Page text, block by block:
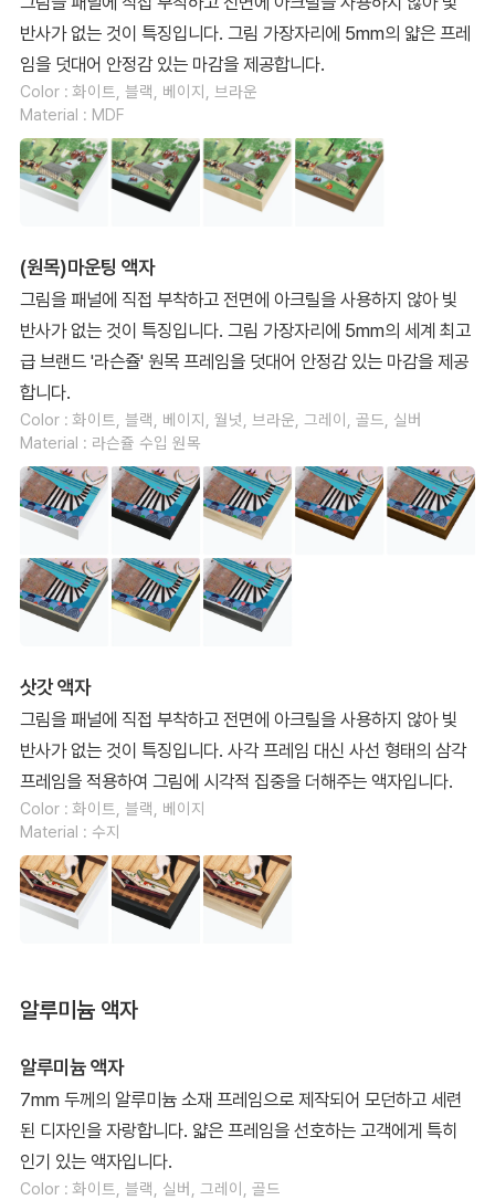
반사가 없는 것이 특징입니다. 그림 가장자리에 5mm의 얇은 프레
임을 덧대어 안정감 있는 마감을 제공합니다.
Color : 화이트, 블랙, 베이지, 브라운
Material : MDF
(원목)마운팅 액자
그림을 패널에 직접 부착하고 전면에 아크릴을 사용하지 않아 빛
반사가 없는 것이 특징입니다. 그림 가장자리에 5mm의 세계 최고
급 브랜드 '라슨쥴' 원목 프레임을 덧대어 안정감 있는 마감을 제공
합니다.
Color : 화이트, 블랙, 베이지, 월넛, 브라운, 그레이, 골드, 실버
Material : 라슨쥴 수입 원목
삿갓 액자
그림을 패널에 직접 부착하고 전면에 아크릴을 사용하지 않아 빛
반사가 없는 것이 특징입니다. 사각 프레임 대신 사선 형태의 삼각
프레임을 적용하여 그림에 시각적 집중을 더해주는 액자입니다.
Color : 화이트, 블랙, 베이지
Material : 수지
알루미늄 액자
알루미늄 액자
7mm 두께의 알루미늄 소재 프레임으로 제작되어 모던하고 세련
된 디자인을 자랑합니다. 얇은 프레임을 선호하는 고객에게 특히
인기 있는 액자입니다.
Color : 화이트, 블랙, 실버, 그레이, 골드